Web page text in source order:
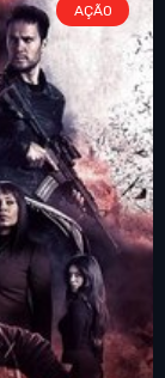
AÇÃO